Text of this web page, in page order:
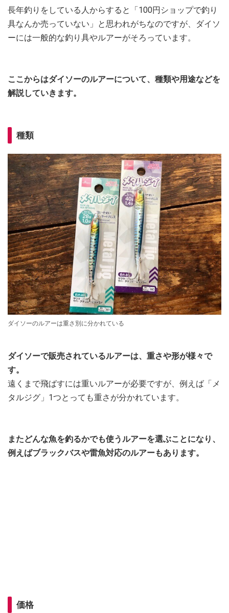
長年釣りをしている人からすると「100円ショップで釣り
具なんか売っていない」と思われがちなのですが、ダイソ
ーには一般的な釣り具やルアーがそろっています。
ここからはダイソーのルアーについて、種類や用途などを
解説していきます。
種類
ダイソーのルアーは重さ別に分かれている
ダイソーで販売されているルアーは、重さや形が様々で
す。
遠くまで飛ばすには重いルアーが必要ですが、例えば「メ
タルジグ」1つとっても重さが分かれています。
またどんな魚を釣るかでも使うルアーを選ぶことになり、
例えばブラックバスや雷魚対応のルアーもあります。
価格